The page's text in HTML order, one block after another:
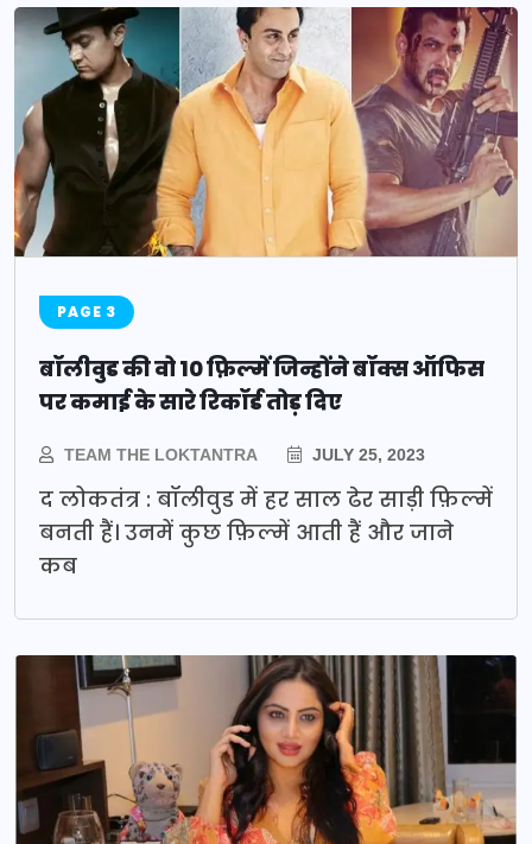
PAGE 3
बॉलीवुड की वो 10 फ़िल्में जिन्होंने बॉक्स ऑफिस
पर कमाई के सारे रिकॉर्ड तोड़ दिए
TEAM THE LOKTANTRA JULY 25, 2023
द लोकतंत्र : बॉलीवुड में हर साल ढेर साड़ी फ़िल्में
बनती हैं। उनमें कुछ फ़िल्में आती हैं और जाने
कब